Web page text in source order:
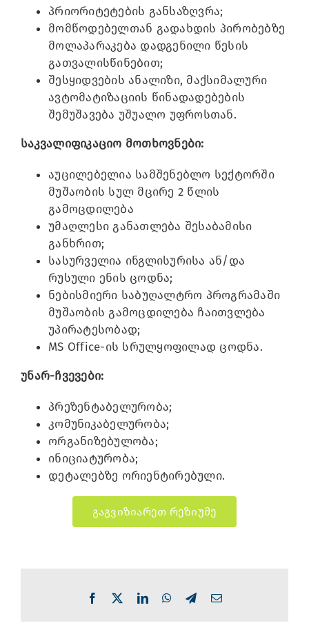
პრიორიტეტების განსაზღვრა;
მომწოდებელთან გადახდის პირობებზე
მოლაპარაკება დადგენილი წესის
გათვალისწინებით;
შესყიდვების ანალიზი, მაქსიმალური
ავტომატიზაციის წინადადებების
შემუშავება უშუალო უფროსთან.
საკვალიფიკაციო მოთხოვნები:
აუცილებელია სამშენებლო სექტორში
მუშაობის სულ მცირე 2 წლის
გამოცდილება
უმაღლესი განათლება შესაბამისი
განხრით;
სასურველია ინგლისურისა ან/და
რუსული ენის ცოდნა;
ნებისმიერი საბუღალტრო პროგრამაში
მუშაობის გამოცდილება ჩაითვლება
უპირატესობად;
MS Office-ის სრულყოფილად ცოდნა.
უნარ-ჩვევები:
პრეზენტაბელურობა;
კომუნიკაბელურობა;
ორგანიზებულობა;
ინიციატურობა;
დეტალებზე ორიენტირებული.
გაგვიზიარეთ რეზიუმე
Facebook LinkedInWhatsApp
TelegramEmail